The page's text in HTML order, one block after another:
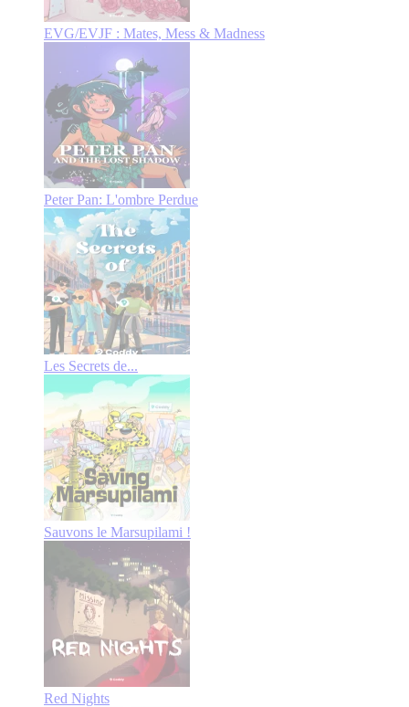
EVG/EVJF : Mates, Mess & Madness
Peter Pan: L'ombre Perdue
Les Secrets de...
Sauvons le Marsupilami !
Red Nights